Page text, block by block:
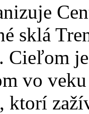
sklá
Cieľom
vo
ktorí